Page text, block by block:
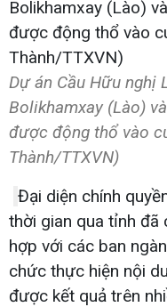
Dự án Cầu Hữu nghị
Bolikhamxay (Lào)
được động thổ vào
Thành/TTXVN)
Đại diện chính
thời gian qua tỉnh đã
hợp với các ban
chức thực hiện nội
được kết quả trên